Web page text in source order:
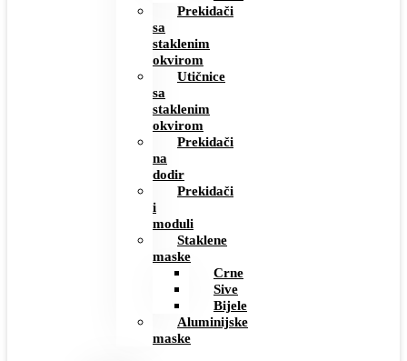
Prekidači
sa
staklenim
okvirom
Utičnice
sa
staklenim
okvirom
Prekidači
na
dodir
Prekidači
i
moduli
Staklene
maske
Crne
Sive
Bijele
Aluminijske
maske